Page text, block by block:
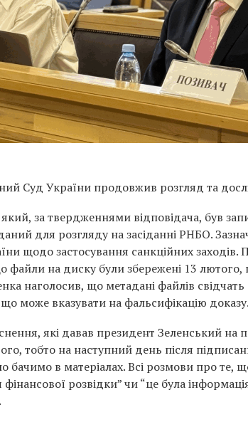
Суд України продовжив розгляд та
за твердженнями відповідача, був
для розгляду на засіданні РНБО.
щодо застосування санкційних заходів.
файли на диску були збережені 13 лютого,
наголосив, що метадані файлів
може вказувати на фальсифікацію доказу.
які давав президент Зеленський на
тобто на наступний день після
бачимо в матеріалах. Всі розмови про те,
розвідки” чи “це була